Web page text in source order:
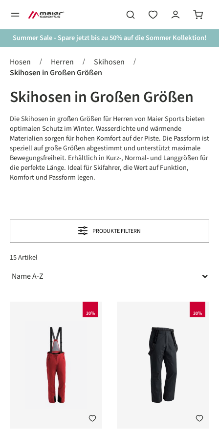
springen
Summer Sale - Spare jetzt bis zu 50% auf die Sommer Kollektion!
Hosen / Herren / Skihosen /
Skihosen in Großen Größen
Skihosen in Großen Größen
Die Skihosen in großen Größen für Herren von Maier Sports bieten
optimalen Schutz im Winter. Wasserdichte und wärmende
Materialien sorgen für hohen Komfort auf der Piste. Die Passform ist
speziell auf große Größen abgestimmt und unterstützt maximale
Bewegungsfreiheit. Erhältlich in Kurz-, Normal- und Langgrößen für
die perfekte Länge. Ideal für Skifahrer, die Wert auf Funktion,
Komfort und Passform legen.
PRODUKTE FILTERN
15 Artikel
30% 30%